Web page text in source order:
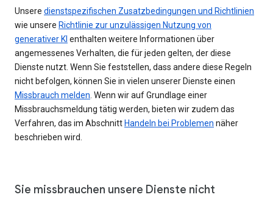
Unsere dienstspezifischen Zusatzbedingungen und Richtlinien
wie unsere Richtlinie zur unzulässigen Nutzung von
generativer KI enthalten weitere Informationen über
angemessenes Verhalten, die für jeden gelten, der diese
Dienste nutzt. Wenn Sie feststellen, dass andere diese Regeln
nicht befolgen, können Sie in vielen unserer Dienste einen
Missbrauch melden. Wenn wir auf Grundlage einer
Missbrauchsmeldung tätig werden, bieten wir zudem das
Verfahren, das im Abschnitt Handeln bei Problemen näher
beschrieben wird.
Sie missbrauchen unsere Dienste nicht